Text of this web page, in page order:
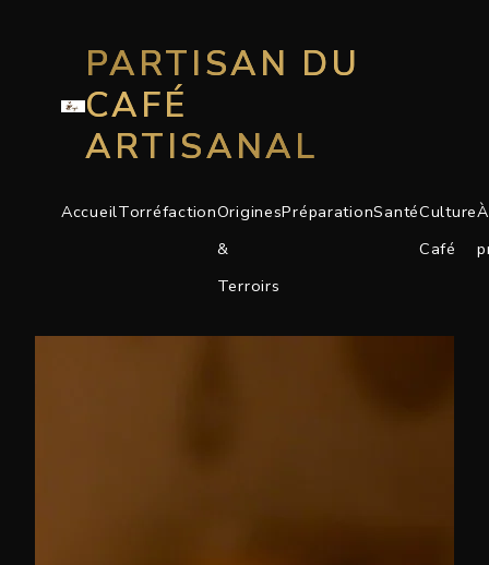
PARTISAN DU
CAFÉ
ARTISANAL
AccueilTorréfactionOrigines
&
Terroirs
PréparationSantéCulture
Café
À